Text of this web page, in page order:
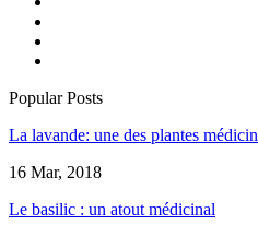
Popular Posts
La lavande: une des plantes
16 Mar, 2018
Le basilic : un atout médicinal